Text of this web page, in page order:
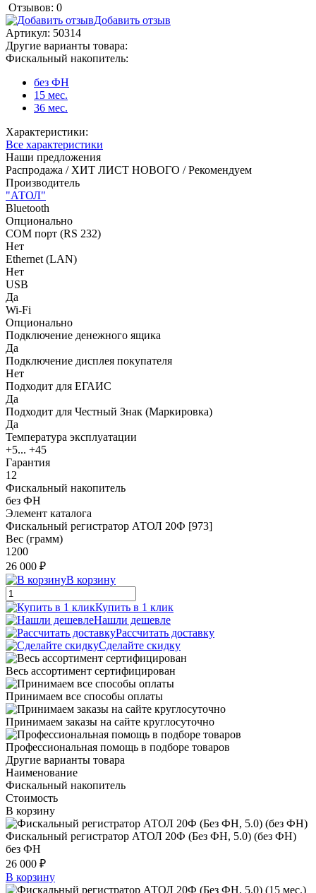
Отзывов: 0
Добавить отзыв
Артикул: 50314
Другие варианты товара:
Фискальный накопитель:
без ФН
15 мес.
36 мес.
Характеристики:
Все характеристики
Наши предложения
Распродажа / ХИТ ЛИСТ НОВОГО / Рекомендуем
Производитель
"АТОЛ"
Bluetooth
Опционально
COM порт (RS 232)
Нет
Ethernet (LAN)
Нет
USB
Да
Wi-Fi
Опционально
Подключение денежного ящика
Да
Подключение дисплея покупателя
Нет
Подходит для ЕГАИС
Да
Подходит для Честный Знак (Маркировка)
Да
Температура эксплуатации
+5... +45
Гарантия
12
Фискальный накопитель
без ФН
Элемент каталога
Фискальный регистратор АТОЛ 20Ф [973]
Вес (грамм)
1200
26 000 ₽
В корзину
Купить в 1 клик
Нашли дешевле
Рассчитать доставку
Сделайте скидку
Весь ассортимент сертифицирован
Принимаем все способы оплаты
Принимаем заказы на сайте круглосуточно
Профессиональная помощь в подборе товаров
Другие варианты товара
Наименование
Фискальный накопитель
Стоимость
В корзину
Фискальный регистратор АТОЛ 20Ф (Без ФН, 5.0) (без ФН)
без ФН
26 000 ₽
В корзину